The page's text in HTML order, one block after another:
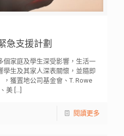
急支援計劃
個家庭及學生深受影響，生活一
學生及其家人深表關懷，並隨即
獲置地公司基金會、⁠T. Rowe
美[…]
閱讀更多